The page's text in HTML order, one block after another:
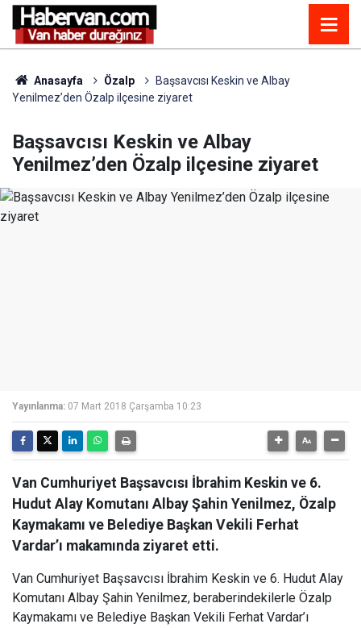
Anasayfa Özalp
Başsavcısı Keskin ve Albay
Yenilmez’den Özalp ilçesine ziyaret
Başsavcısı Keskin ve Albay
Yenilmez’den Özalp ilçesine ziyaret
Yayınlanma: 07 Mart 2018 Çarşamba 10:23
Van Cumhuriyet Başsavcısı İbrahim Keskin ve 6.
Hudut Alay Komutanı Albay Şahin Yenilmez, Özalp
Kaymakamı ve Belediye Başkan Vekili Ferhat
Vardar’ı makamında ziyaret etti.
Van Cumhuriyet Başsavcısı İbrahim Keskin ve 6. Hudut Alay
Komutanı Albay Şahin Yenilmez, beraberindekilerle Özalp
Kaymakamı ve Belediye Başkan Vekili Ferhat Vardar’ı